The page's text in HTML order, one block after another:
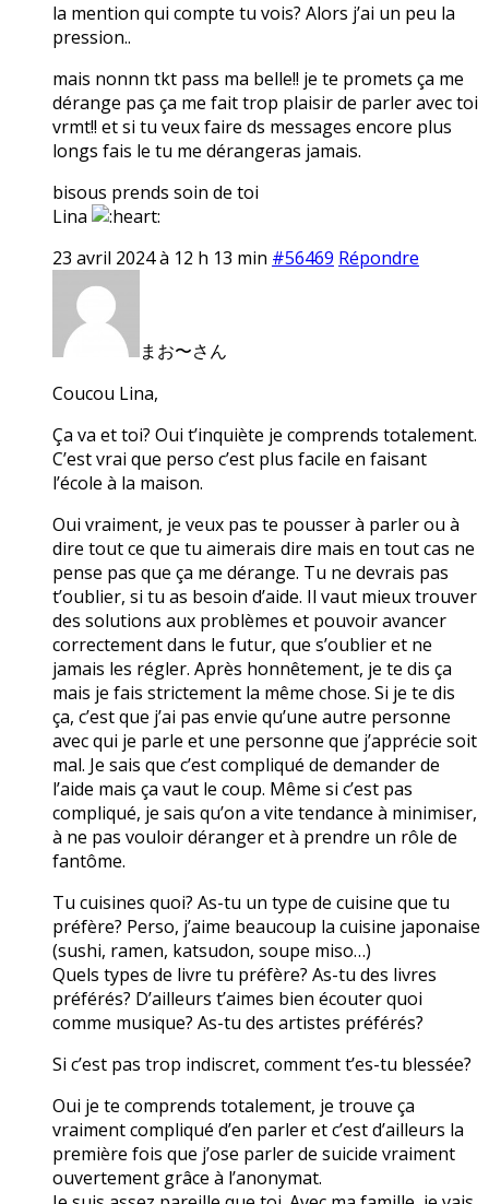
la mention qui compte tu vois? Alors j’ai un peu la
pression..
mais nonnn tkt pass ma belle!! je te promets ça me
dérange pas ça me fait trop plaisir de parler avec toi
vrmt!! et si tu veux faire ds messages encore plus
longs fais le tu me dérangeras jamais.
bisous prends soin de toi
Lina
23 avril 2024 à 12 h 13 min #56469 Répondre
まお〜さん
Coucou Lina,
Ça va et toi? Oui t’inquiète je comprends totalement.
C’est vrai que perso c’est plus facile en faisant
l’école à la maison.
Oui vraiment, je veux pas te pousser à parler ou à
dire tout ce que tu aimerais dire mais en tout cas ne
pense pas que ça me dérange. Tu ne devrais pas
t’oublier, si tu as besoin d’aide. Il vaut mieux trouver
des solutions aux problèmes et pouvoir avancer
correctement dans le futur, que s’oublier et ne
jamais les régler. Après honnêtement, je te dis ça
mais je fais strictement la même chose. Si je te dis
ça, c’est que j’ai pas envie qu’une autre personne
avec qui je parle et une personne que j’apprécie soit
mal. Je sais que c’est compliqué de demander de
l’aide mais ça vaut le coup. Même si c’est pas
compliqué, je sais qu’on a vite tendance à minimiser,
à ne pas vouloir déranger et à prendre un rôle de
fantôme.
Tu cuisines quoi? As-tu un type de cuisine que tu
préfère? Perso, j’aime beaucoup la cuisine japonaise
(sushi, ramen, katsudon, soupe miso…)
Quels types de livre tu préfère? As-tu des livres
préférés? D’ailleurs t’aimes bien écouter quoi
comme musique? As-tu des artistes préférés?
Si c’est pas trop indiscret, comment t’es-tu blessée?
Oui je te comprends totalement, je trouve ça
vraiment compliqué d’en parler et c’est d’ailleurs la
première fois que j’ose parler de suicide vraiment
ouvertement grâce à l’anonymat.